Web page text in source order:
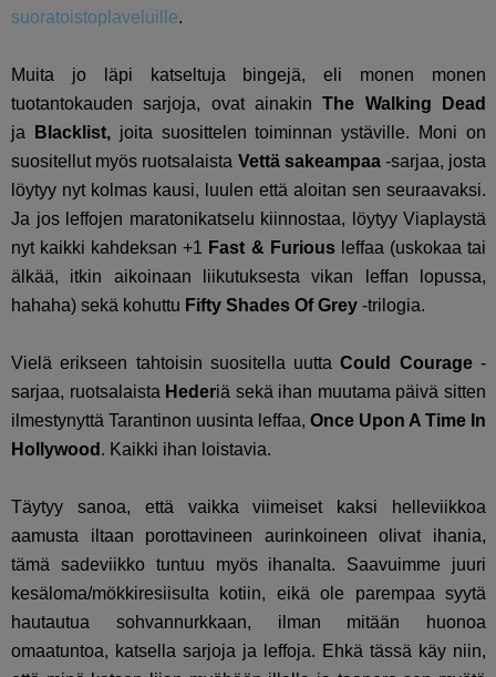
suoratoistoplaveluille.
Muita jo läpi katseltuja bingejä, eli monen monen
tuotantokauden sarjoja, ovat ainakinThe Walking Dead
ja
Blacklist, joita suosittelen toiminnan ystäville. Moni on
suositellut myös ruotsalaista Vettä sakeampaa-sarjaa, josta
löytyy nyt kolmas kausi, luulen että aloitan sen seuraavaksi.
Ja jos leffojen maratonikatselu kiinnostaa, löytyy Viaplaystä
nyt kaikki kahdeksan +1 Fast & Furiousleffaa (uskokaa tai
älkää, itkin aikoinaan liikutuksesta vikan leffan lopussa,
hahaha) sekä kohuttu Fifty Shades Of Grey -trilogia.
Vielä erikseen tahtoisin suositella uuttaCould Courage-
sarjaa, ruotsalaista Hederiä sekä ihan muutama päivä sitten
ilmestynyttä Tarantinon uusinta leffaa,Once Upon A Time In
Hollywood . Kaikki ihan loistavia.
Täytyy sanoa, että vaikka viimeiset kaksi helleviikkoa
aamusta iltaan porottavineen aurinkoineen olivat ihania,
tämä sadeviikko tuntuu myös ihanalta. Saavuimme juuri
kesäloma/mökkiresiisulta kotiin, eikä ole parempaa syytä
hautautua sohvannurkkaan, ilman mitään huonoa
omaatuntoa, katsella sarjoja ja leffoja. Ehkä tässä käy niin,